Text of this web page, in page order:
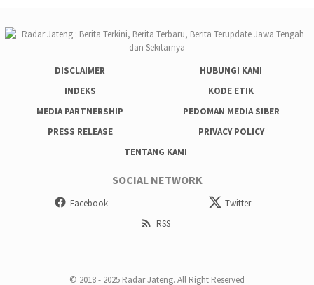
DISCLAIMER
HUBUNGI KAMI
INDEKS
KODE ETIK
MEDIA PARTNERSHIP
PEDOMAN MEDIA SIBER
PRESS RELEASE
PRIVACY POLICY
TENTANG KAMI
SOCIAL NETWORK
Facebook
Twitter
RSS
© 2018 - 2025 Radar Jateng. All Right Reserved